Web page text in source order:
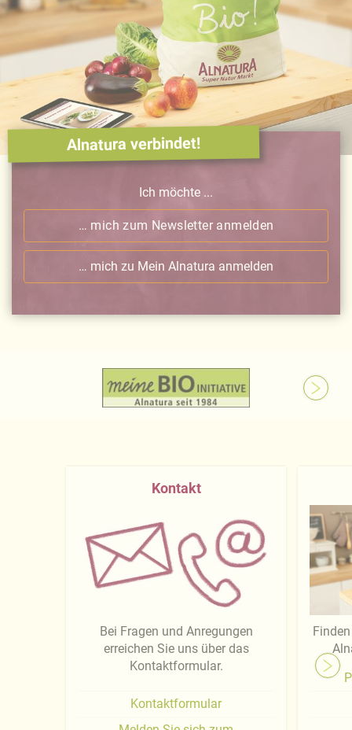
Alnatura verbindet!
Ich möchte ...
… mich zum Newsletter anmelden
… mich zu Mein Alnatura anmelden
Kontakt
Bei Fragen und Anregungen
erreichen Sie uns über das
Kontaktformular.
Kontaktformular